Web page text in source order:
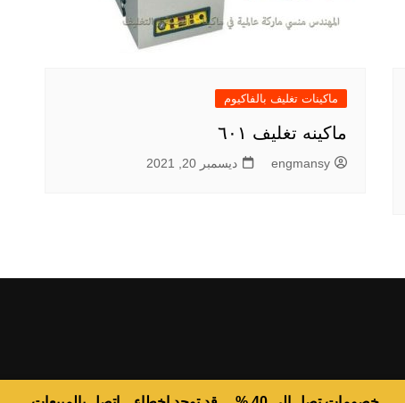
ماكينات تغليف بالفاكيوم
ماكينه تغليف ٦٠١
engmansy ديسمبر 20, 2021